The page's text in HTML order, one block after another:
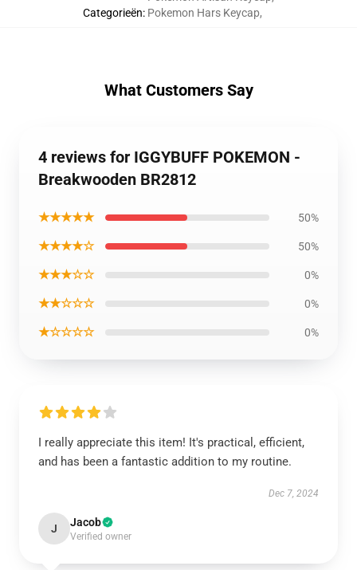
Categorieën: Pokemon Hars Keycap,
What Customers Say
4 reviews for IGGYBUFF POKEMON -
Breakwooden BR2812
★★★★★ 50%
★★★★☆ 50%
★★★☆☆ 0%
★★☆☆☆ 0%
★☆☆☆☆ 0%
I really appreciate this item! It's practical, efficient,
and has been a fantastic addition to my routine.
Dec 7, 2024
J Jacob
Verified owner